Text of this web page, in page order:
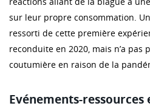
sur leur propre consommation.
ressorti de cette première
reconduite en 2020, mais n’a pas
coutumière en raison de la
Evénements-